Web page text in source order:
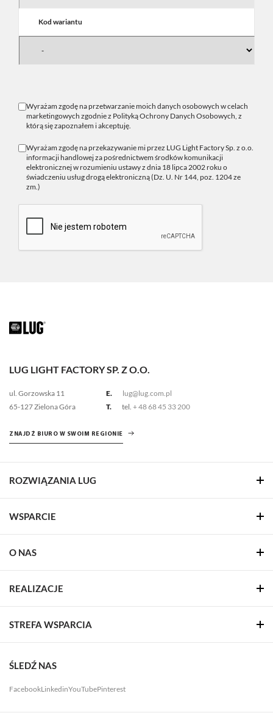
Kod wariantu
Wyrażam zgodę na przetwarzanie moich danych osobowych w celach
marketingowych zgodnie z Polityką Ochrony Danych Osobowych, z
którą się zapoznałem i akceptuję.
Wyrażam zgodę na przekazywanie mi przez LUG Light Factory Sp. z o.o.
informacji handlowej za pośrednictwem środków komunikacji
elektronicznej w rozumieniu ustawy z dnia 18 lipca 2002 roku o
świadczeniu usług drogą elektroniczną (Dz. U. Nr 144, poz. 1204 ze
zm.)
LUG LIGHT FACTORY SP. Z O.O.
ul. Gorzowska 11
65-127 Zielona Góra
E.
lug@lug.com.pl
T.
tel. + 48 68 45 33 200
ZNAJDŹ BIURO W SWOIM REGIONIE
ROZWIĄZANIA LUG
WSPARCIE
O NAS
REALIZACJE
STREFA WSPARCIA
ŚLEDŹ NAS
FacebookLinkedinYouTubePinterest